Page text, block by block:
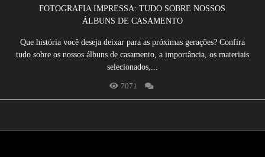
FOTOGRAFIA IMPRESSA: TUDO SOBRE NOSSOS
ÁLBUNS DE CASAMENTO
7071
Que história você deseja deixar para as próximas gerações? Confira
tudo sobre os nossos álbuns de casamento, a importância, os materiais
selecionados,...